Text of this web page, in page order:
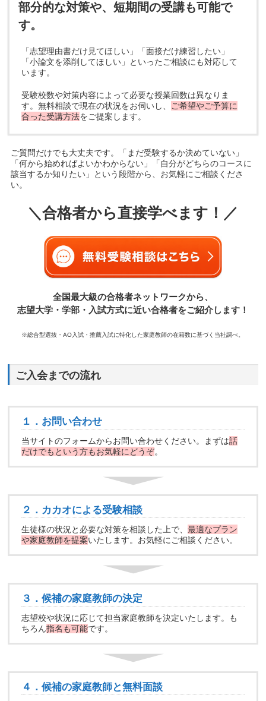
部分的な対策や、短期間の受講も可能で
す。
「志望理由書だけ見てほしい」「面接だけ練習したい」
「小論文を添削してほしい」といったご相談にも対応して
います。
受験校数や対策内容によって必要な授業回数は異なりま
す。無料相談で現在の状況をお伺いし、 ご希望やご予算に
合った受講方法をご提案します。
ご質問だけでも大丈夫です。「まだ受験するか決めていない」
「何から始めればよいかわからない」「自分がどちらのコースに
該当するか知りたい」という段階から、お気軽にご相談くださ
い。
＼合格者から直接学べます！／
全国最大級の合格者ネットワークから、
志望大学・学部・入試方式に近い合格者をご紹介します！
※総合型選抜・AO入試・推薦入試に特化した家庭教師の在籍数に基づく当社調べ。
ご入会までの流れ
１．お問い合わせ
当サイトのフォームからお問い合わせください。まずは話
だけでもという方もお気軽にどうぞ。
２．カカオによる受験相談
生徒様の状況と必要な対策を相談した上で、最適なプラン
や家庭教師を提案いたします。お気軽にご相談ください。
３．候補の家庭教師の決定
志望校や状況に応じて担当家庭教師を決定いたします。も
ちろん指名も可能です。
４．候補の家庭教師と無料面談